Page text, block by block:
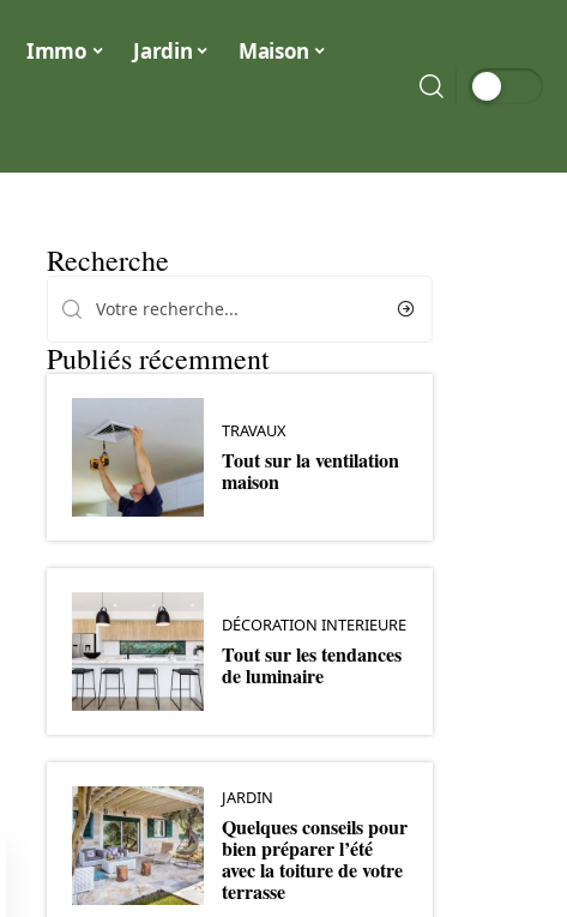
Immo Jardin Maison
Recherche
Publiés récemment
TRAVAUX
Tout sur la ventilation
maison
DÉCORATION INTERIEURE
Tout sur les tendances
de luminaire
JARDIN
Quelques conseils pour
bien préparer l’été
avec la toiture de votre
terrasse